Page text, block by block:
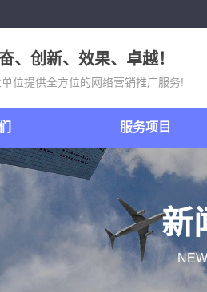
、创新、效果、卓越！
位提供全方位的网络营销推广服务!
服务项目
新